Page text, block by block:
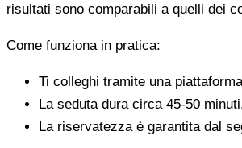
risultati sono comparabili a quelli dei
Come funziona in pratica:
Ti colleghi tramite una
La seduta dura circa 45-50
La riservatezza è garantita dal